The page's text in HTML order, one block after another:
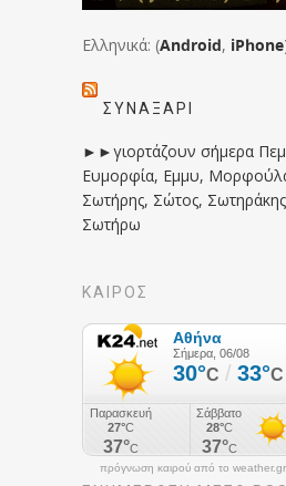
Ελληνικά: (Android, iPhone
ΣΥΝΑΞΆΡΙ
►►γιορτάζουν σήμερα
Ευμορφία, Εμμυ,
Σωτήρης, Σώτος,
Σωτήρω
ΚΑΙΡΟΣ
πρόγνωση καιρού από το weather.gr